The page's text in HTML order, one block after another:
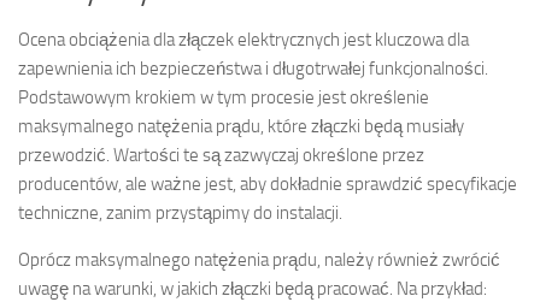
Ocena obciążenia dla złączek elektrycznych jest kluczowa dla
zapewnienia ich bezpieczeństwa i długotrwałej funkcjonalności.
Podstawowym krokiem w tym procesie jest określenie
maksymalnego natężenia prądu, które złączki będą musiały
przewodzić. Wartości te są zazwyczaj określone przez
producentów, ale ważne jest, aby dokładnie sprawdzić specyfikacje
techniczne, zanim przystąpimy do instalacji.
Oprócz maksymalnego natężenia prądu, należy również zwrócić
uwagę na warunki, w jakich złączki będą pracować. Na przykład: